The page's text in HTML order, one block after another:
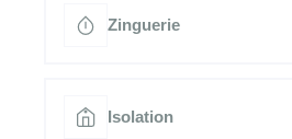
Zinguerie
Isolation